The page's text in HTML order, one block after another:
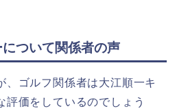
ついて関係者の声
、ゴルフ関係者は大江順一キ
評価をしているのでしょう